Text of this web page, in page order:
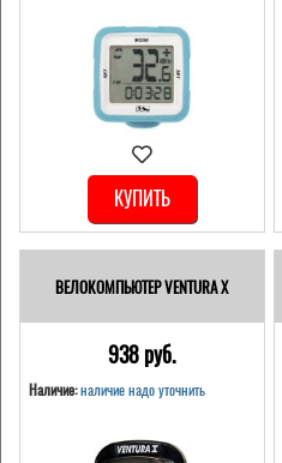
КУПИТЬ
ВЕЛОКОМПЬЮТЕР VENTURA Х
938 pуб.
Наличие:наличие надо уточнить